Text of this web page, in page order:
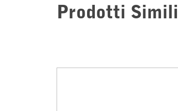
Prodotti Simili